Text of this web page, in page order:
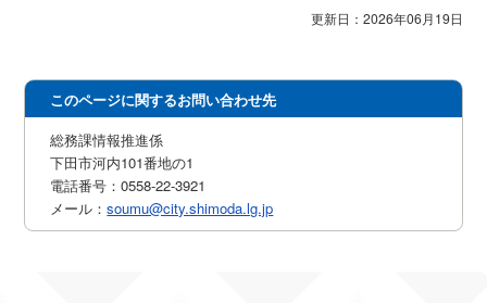
更新日：2026年06月19日
このページに関するお問い合わせ先
総務課情報推進係
下田市河内101番地の1
電話番号：0558-22-3921
メール：soumu@city.shimoda.lg.jp